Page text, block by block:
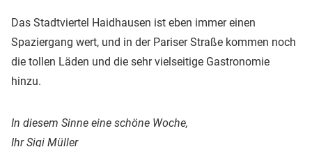
Das Stadtviertel Haidhausen ist eben immer einen
Spaziergang wert, und in der Pariser Straße kommen noch
die tollen Läden und die sehr vielseitige Gastronomie
hinzu.
In diesem Sinne eine schöne Woche,
Ihr Sigi Müller